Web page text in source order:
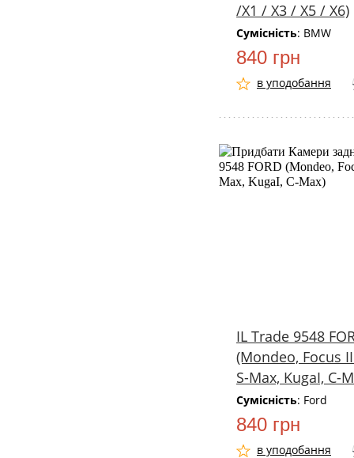
/X1 / X3 / X5 / X6)
Сумісність: BMW
840 грн
в уподобання
IL Trade 9548
(Mondeo, Focus
S-Max, KugaI, C-
Сумісність: Ford
840 грн
в уподобання